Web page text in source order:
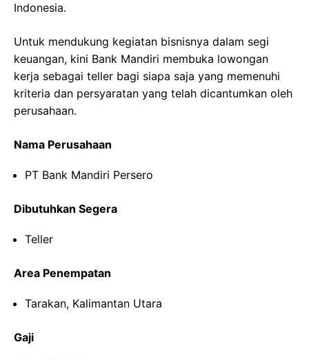
Indonesia.
Untuk mendukung kegiatan bisnisnya dalam segi
keuangan, kini Bank Mandiri membuka lowongan
kerja sebagai teller bagi siapa saja yang memenuhi
kriteria dan persyaratan yang telah dicantumkan oleh
perusahaan.
Nama Perusahaan
PT Bank Mandiri Persero
Dibutuhkan Segera
Teller
Area Penempatan
Tarakan, Kalimantan Utara
Gaji